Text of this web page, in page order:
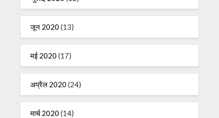
जून 2020 (13)
मई 2020 (17)
अप्रैल 2020 (24)
मार्च 2020 (14)